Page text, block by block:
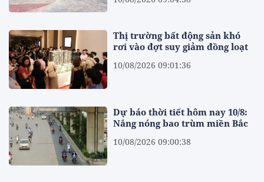
Thị trường bất động sản khó
rơi vào đợt suy giảm đồng loạt
10/08/2026 09:01:36
Dự báo thời tiết hôm nay 10/8:
Nắng nóng bao trùm miền Bắc
10/08/2026 09:00:38